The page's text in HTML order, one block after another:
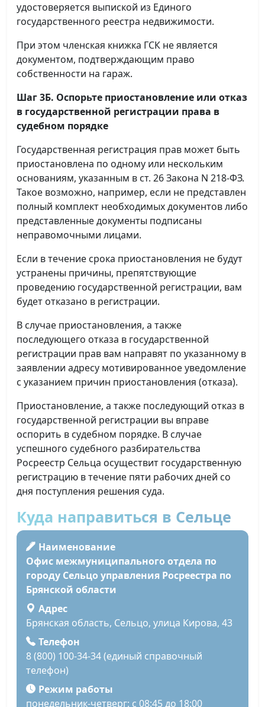
удостоверяется выпиской из Единого
государственного реестра недвижимости.
При этом членская книжка ГСК не является
документом, подтверждающим право
собственности на гараж.
Шаг 3Б. Оспорьте приостановление или отказ
в государственной регистрации права в
судебном порядке
Государственная регистрация прав может быть
приостановлена по одному или нескольким
основаниям, указанным в ст. 26 Закона N 218-ФЗ.
Такое возможно, например, если не представлен
полный комплект необходимых документов либо
представленные документы подписаны
неправомочными лицами.
Если в течение срока приостановления не будут
устранены причины, препятствующие
проведению государственной регистрации, вам
будет отказано в регистрации.
В случае приостановления, а также
последующего отказа в государственной
регистрации прав вам направят по указанному в
заявлении адресу мотивированное уведомление
с указанием причин приостановления (отказа).
Приостановление, а также последующий отказ в
государственной регистрации вы вправе
оспорить в судебном порядке. В случае
успешного судебного разбирательства
Росреестр Сельца осуществит государственную
регистрацию в течение пяти рабочих дней со
дня поступления решения суда.
Куда направиться в Сельце
Наименование
Офис межмуниципального отдела по
городу Сельцо управления Росреестра по
Брянской области
Адрес
Брянская область, Сельцо, улица Кирова, 43
Телефон
8 (800) 100-34-34 (единый справочный
телефон)
Режим работы
понедельник-четверг: с 08:45 до 18:00